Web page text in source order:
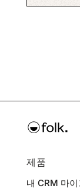
제품
내 CRM 마